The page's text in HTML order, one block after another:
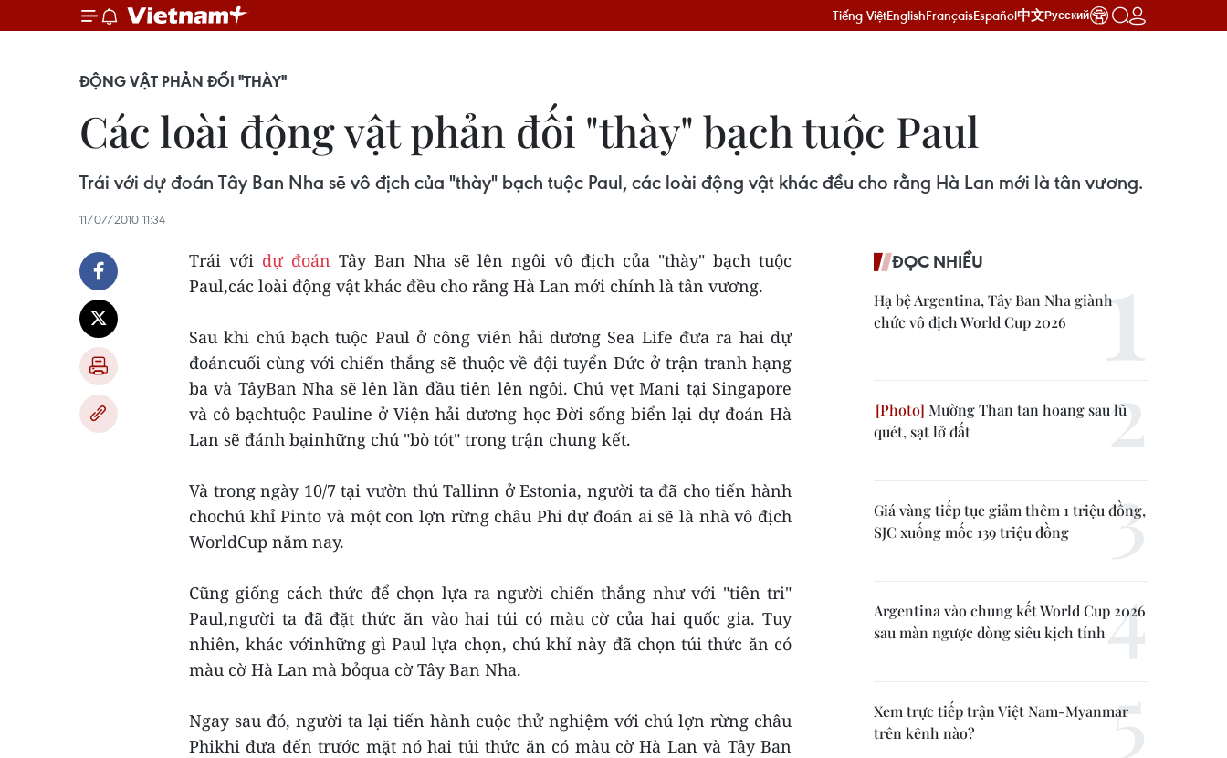
Tiếng ViệtEnglishFrançaisEspañol中文Русский
ĐỘNG VẬT PHẢN ĐỐI "THÀY"
Các loài động vật phản đối "thày" bạch tuộc Paul
Trái với dự đoán Tây Ban Nha sẽ vô địch của "thày" bạch tuộc Paul, các loài động vật khác đều cho rằng Hà Lan mới là tân vương.
11/07/2010 11:34
Trái với dự đoán Tây Ban Nha sẽ lên ngôi vô địch của "thày" bạch tuộc
Paul,các loài động vật khác đều cho rằng Hà Lan mới chính là tân vương.
Sau khi chú bạch tuộc Paul ở công viên hải dương Sea Life đưa ra hai dự
đoáncuối cùng với chiến thắng sẽ thuộc về đội tuyển Đức ở trận tranh hạng
ba và TâyBan Nha sẽ lên lần đầu tiên lên ngôi. Chú vẹt Mani tại Singapore
và cô bạchtuộc Pauline ở Viện hải dương học Đời sống biển lại dự đoán Hà
Lan sẽ đánh bạinhững chú "bò tót" trong trận chung kết.
Và trong ngày 10/7 tại vườn thú Tallinn ở Estonia, người ta đã cho tiến hành
chochú khỉ Pinto và một con lợn rừng châu Phi dự đoán ai sẽ là nhà vô địch
WorldCup năm nay.
Cũng giống cách thức để chọn lựa ra người chiến thắng như với "tiên tri"
Paul,người ta đã đặt thức ăn vào hai túi có màu cờ của hai quốc gia. Tuy
nhiên, khác vớinhững gì Paul lựa chọn, chú khỉ này đã chọn túi thức ăn có
màu cờ Hà Lan mà bỏqua cờ Tây Ban Nha.
Ngay sau đó, người ta lại tiến hành cuộc thử nghiệm với chú lợn rừng châu
Phikhi đưa đến trước mặt nó hai túi thức ăn có màu cờ Hà Lan và Tây Ban
ĐỌC NHIỀU
Hạ bệ Argentina, Tây Ban Nha giành
chức vô địch World Cup 2026
Mường Than tan hoang sau lũ
quét, sạt lở đất
Giá vàng tiếp tục giảm thêm 1 triệu đồng,
SJC xuống mốc 139 triệu đồng
Argentina vào chung kết World Cup 2026
sau màn ngược dòng siêu kịch tính
Xem trực tiếp trận Việt Nam-Myanmar
trên kênh nào?